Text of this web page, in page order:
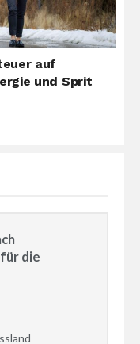
auf
und Sprit
die